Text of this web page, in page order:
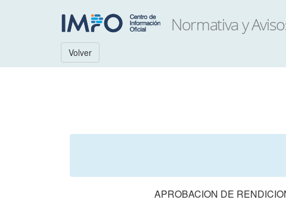
Volver
APROBACION DE